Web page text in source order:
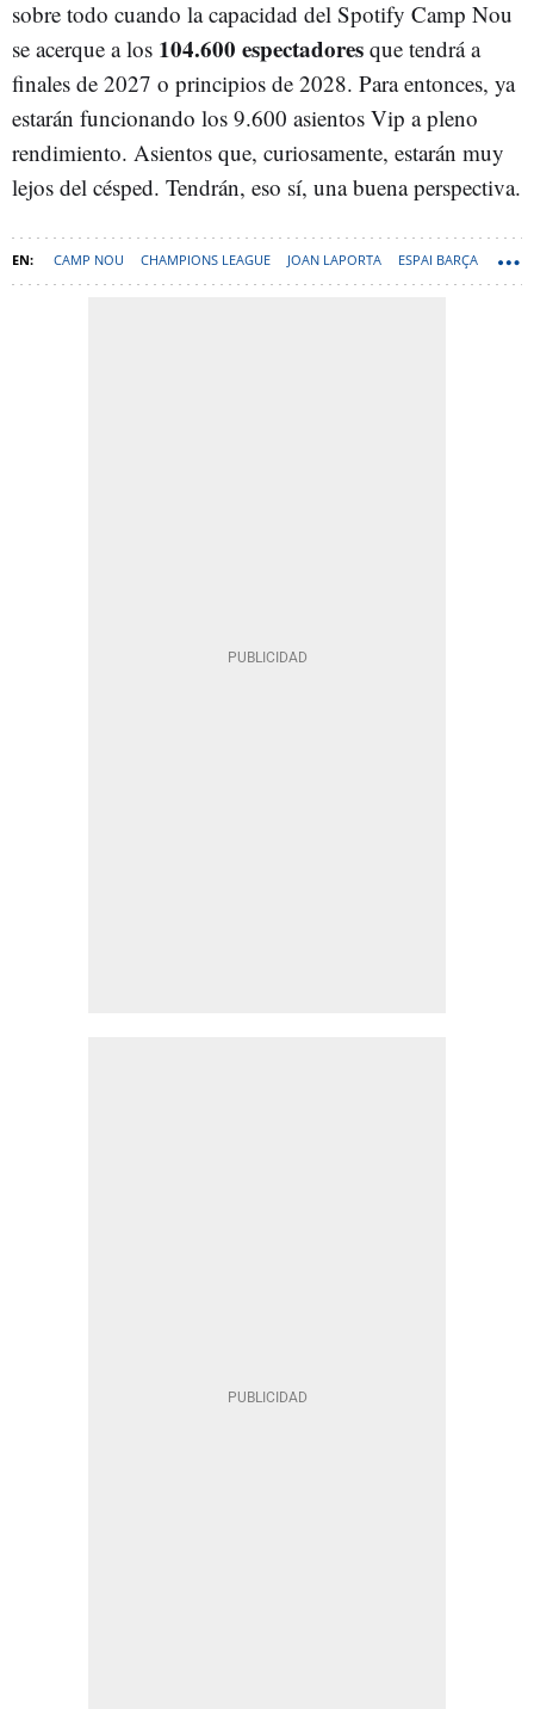
sobre todo cuando la capacidad del Spotify Camp Nou
se acerque a los 104.600 espectadores que tendrá a
finales de 2027 o principios de 2028. Para entonces, ya
estarán funcionando los 9.600 asientos Vip a pleno
rendimiento. Asientos que, curiosamente, estarán muy
lejos del césped. Tendrán, eso sí, una buena perspectiva.
CAMP NOU CHAMPIONS LEAGUE JOAN LAPORTA ESPAI BARÇA